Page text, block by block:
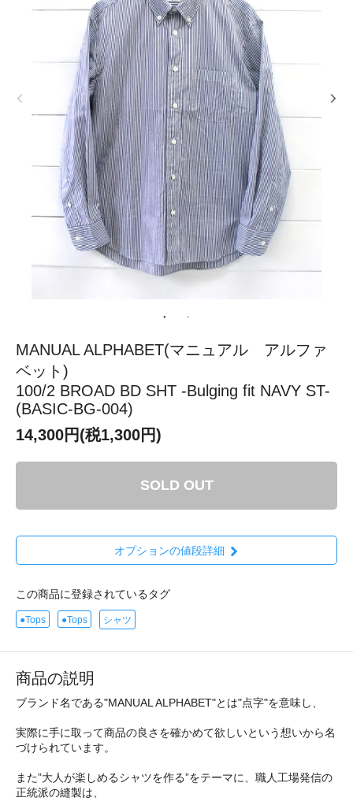
MANUAL ALPHABET(マニュアル アルファ
ベット)
100/2 BROAD BD SHT -Bulging fit NAVY ST-
(BASIC-BG-004)
14,300円(税1,300円)
SOLD OUT
オプションの値段詳細
この商品に登録されているタグ
●Tops ●Tops シャツ
商品の説明
ブランド名である"MANUAL ALPHABET"とは"点字"を意味し、
実際に手に取って商品の良さを確かめて欲しいという想いから名
づけられています。
また”大人が楽しめるシャツを作る”をテーマに、職人工場発信の
正統派の縫製は、